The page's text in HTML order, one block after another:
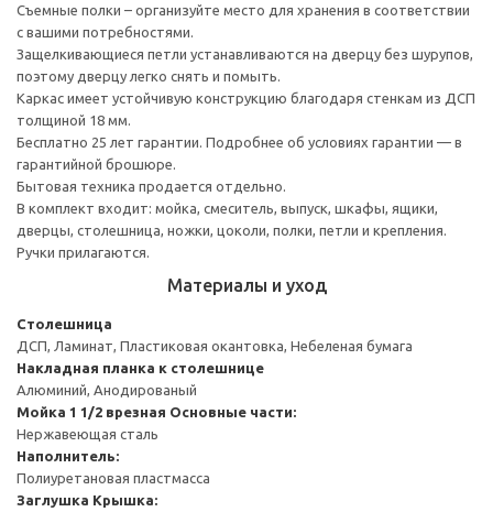
Съемные полки – организуйте место для хранения в соответствии
с вашими потребностями.
Защелкивающиеся петли устанавливаются на дверцу без шурупов,
поэтому дверцу легко снять и помыть.
Каркас имеет устойчивую конструкцию благодаря стенкам из ДСП
толщиной 18 мм.
Бесплатно 25 лет гарантии. Подробнее об условиях гарантии — в
гарантийной брошюре.
Бытовая техника продается отдельно.
В комплект входит: мойка, смеситель, выпуск, шкафы, ящики,
дверцы, столешница, ножки, цоколи, полки, петли и крепления.
Ручки прилагаются.
Материалы и уход
Столешница
ДСП, Ламинат, Пластиковая окантовка, Небеленая бумага
Накладная планка к столешнице
Алюминий, Анодированый
Мойка 1 1/2 врезная Основные части:
Нержавеющая сталь
Наполнитель:
Полиуретановая пластмасса
Заглушка Крышка: